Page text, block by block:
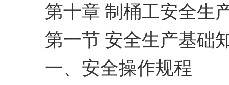
第十章 制桶工安全生
第一节 安全生产基础
一、安全操作规程